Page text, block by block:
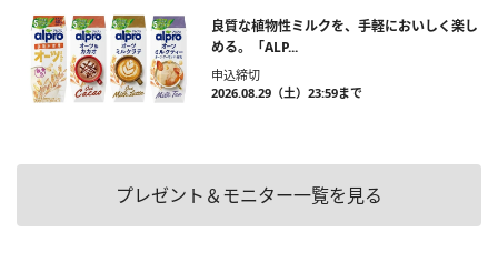
良質な植物性ミルクを、手軽においしく楽し
める。「ALP...
申込締切
2026.08.29（土）23:59まで
プレゼント＆モニター一覧を見る